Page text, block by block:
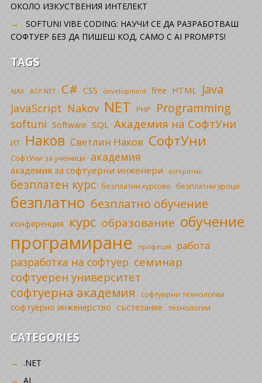
ОКОЛО ИЗКУСТВЕНИЯ ИНТЕЛЕКТ
SOFTUNI VIBE CODING: НАУЧИ СЕ ДА РАЗРАБОТВАШ
СОФТУЕР БЕЗ ДА ПИШЕШ КОД, САМО С AI PROMPTS!
TAGS
AJAX ASP.NET C# CSS development free HTML Java
JavaScript Nakov NET PHP Programming
softuni Software SQL Академия на СофтУни
ИТ Наков Светлин Наков СофтУни
СофтУни за ученици академия
академия за софтуерни инженери алгоритми
безплатен курс безплатни курсове безплатни уроци
безплатно безплатно обучение
конференция курс образование обучение
програмиране професия работа
разработка на софтуер семинар
софтуерен университет
софтуерна академия софтуерни технологии
софтуерно инженерство състезание технологии
CATEGORIES
.NET
AI